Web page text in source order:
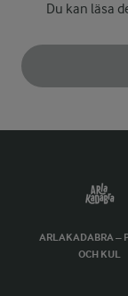
Du kan läsa
ARLAKADABRA –
OCH KUL